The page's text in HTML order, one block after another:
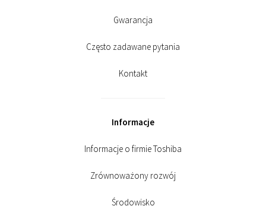
Gwarancja
Często zadawane pytania
Kontakt
Informacje
Informacje o firmie Toshiba
Zrównoważony rozwój
Środowisko